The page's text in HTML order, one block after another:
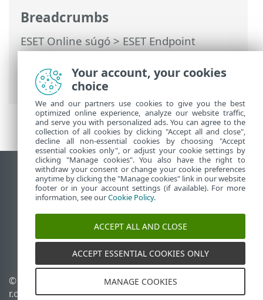
Breadcrumbs
ESET Online súgó>ESET Endpoint
Security>Az ESET Endpoint Security
használata>Beállítások>Web és e-mail
> Adathalászat elleni védelem
Asztali webhely megtekintése
End of Life
Az ESET tudásbázisa
ESET Fórum
ESET Status Portal
Regionális támogatás
© 1992 - 2026 ESET, spol. s
r.o. – Minden jog
Cookie-szabályzat
Your account, your cookies
choice
We and our partners use cookies to give you the best
optimized online experience, analyze our website traffic,
and serve you with personalized ads. You can agree to the
collection of all cookies by clicking "Accept all and close",
decline all non-essential cookies by choosing "Accept
essential cookies only", or adjust your cookie settings by
clicking "Manage cookies". You also have the right to
withdraw your consent or change your cookie preferences
anytime by clicking the "Manage cookies" link in our website
footer or in your account settings (if available). For more
information, see ourCookie Policy.
ACCEPT ALL AND CLOSE
ACCEPT ESSENTIAL COOKIES ONLY
MANAGE COOKIES